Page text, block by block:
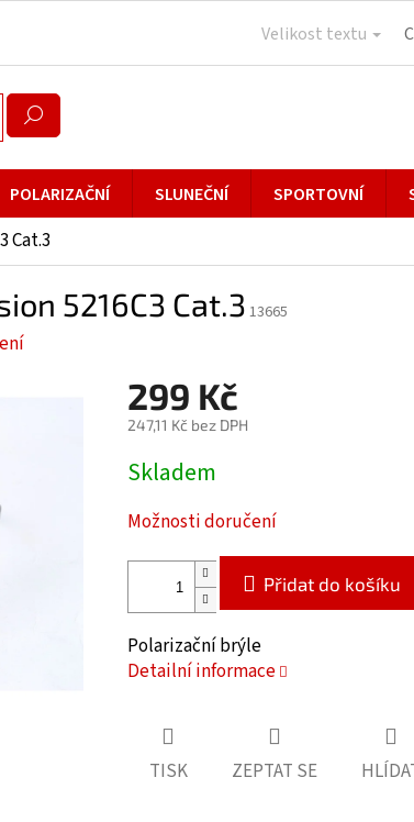
Velikost textu
POLARIZAČNÍ SLUNEČNÍ SPORTOVNÍ
Cat.3
5216C3 Cat.3 13665
299 Kč
247,11 Kč bez DPH
Měrná
cena:
Skladem
Možnosti doručení
Přidat do košíku
Polarizační brýle
Detailní informace
TISK ZEPTAT SE